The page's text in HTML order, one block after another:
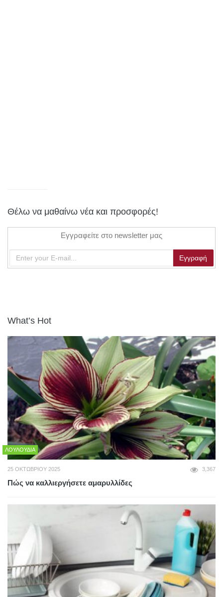
Θέλω να μαθαίνω νέα και προσφορές!
Εγγραφείτε στο newsletter μας
What’s Hot
ΛΟΥΛΟΎΔΙΑ
25 ΟΚΤΩΒΡΊΟΥ 2025 3,367
Πώς να καλλιεργήσετε αμαρυλλίδες